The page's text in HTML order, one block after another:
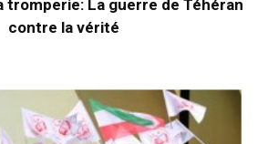
tromperie: La guerre de Téhéran
contre la vérité